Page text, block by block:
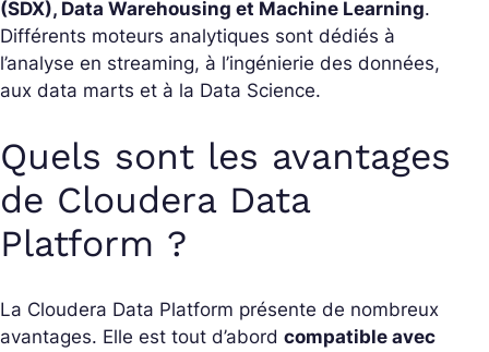
(SDX), Data Warehousing et Machine Learning.
Différents moteurs analytiques sont dédiés à
l’analyse en streaming, à l’ingénierie des données,
aux data marts et à la Data Science.
Quels sont les avantages
de Cloudera Data
Platform ?
La Cloudera Data Platform présente de nombreux
avantages. Elle est tout d’abord compatible avec